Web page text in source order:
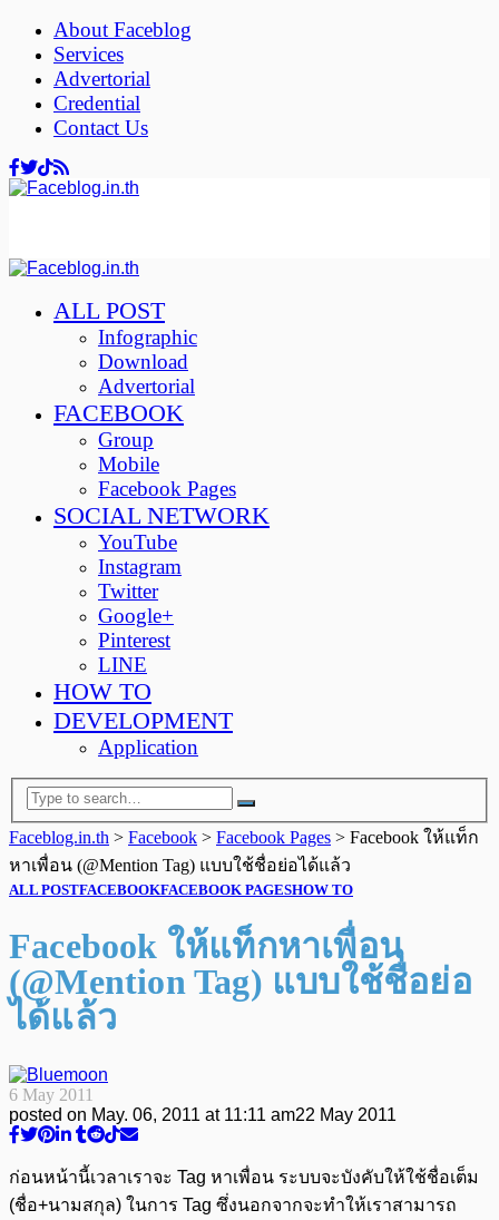
About Faceblog
Services
Advertorial
Credential
Contact Us
ALL POST
Infographic
Download
Advertorial
FACEBOOK
Group
Mobile
Facebook Pages
SOCIAL NETWORK
YouTube
Instagram
Twitter
Google+
Pinterest
LINE
HOW TO
DEVELOPMENT
Application
Faceblog.in.th > Facebook > Facebook Pages > Facebook ให้แท็ก
หาเพื่อน (@Mention Tag) แบบใช้ชื่อย่อได้แล้ว
ALL POSTFACEBOOKFACEBOOK PAGESHOW TO
Facebook ให้แท็กหาเพื่อน
(@Mention Tag) แบบใช้ชื่อย่อ
ได้แล้ว
6 May 2011
posted on May. 06, 2011 at 11:11 am22 May 2011
ก่อนหน้านี้เวลาเราจะ Tag หาเพื่อน ระบบจะบังคับให้ใช้ชื่อเต็ม
(ชื่อ+นามสกุล) ในการ Tag ซึ่งนอกจากจะทำให้เราสามารถ